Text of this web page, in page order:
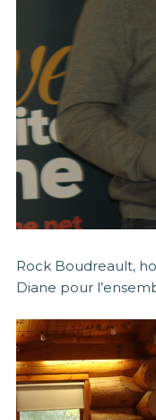
Rock Boudreault,
Diane pour